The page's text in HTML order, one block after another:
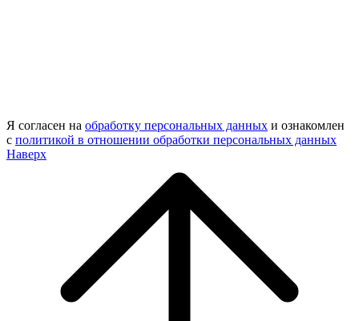
Я согласен на обработку персональных данных и ознакомлен
с политикой в отношении обработки персональных данных
Наверх